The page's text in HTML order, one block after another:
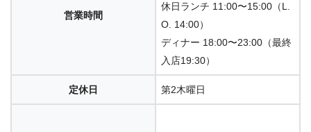
営業時間
休日ランチ 11:00〜15:00（L.
O. 14:00）
ディナー 18:00〜23:00（最終
入店19:30）
定休日 第2木曜日